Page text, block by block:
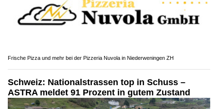
Frische Pizza und mehr bei der Pizzeria Nuvola in Niederweningen ZH
Schweiz: Nationalstrassen top in Schuss –
ASTRA meldet 91 Prozent in gutem Zustand